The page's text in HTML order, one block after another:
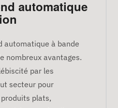
automatique
automatique à bande
nombreux avantages.
par les
secteur pour
plats,